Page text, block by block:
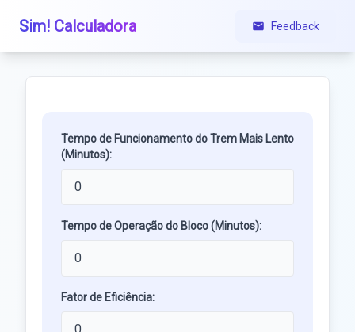
Sim! Calculadora Feedback
Tempo de Funcionamento do Trem Mais Lento
(Minutos):
Tempo de Operação do Bloco (Minutos):
Fator de Eficiência: